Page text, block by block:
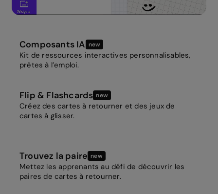
Composants IA new
Kit de ressources interactives personnalisables,
prêtes à l’emploi.
Flip & Flashcards new
Créez des cartes à retourner et des jeux de
cartes à glisser.
Trouvez la paire new
Mettez les apprenants au défi de découvrir les
paires de cartes à retourner.